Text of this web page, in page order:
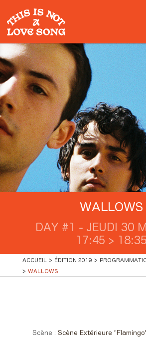
WALLOWS
DAY #1 - JEUDI 30
17:45 > 18:35
ACCUEIL ÉDITION 2019
WALLOWS
Scène : Scène Extérieure